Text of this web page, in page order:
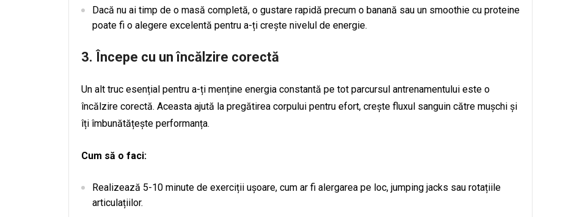
Dacă nu ai timp de o masă completă, o gustare rapidă precum o banană sau un smoothie cu proteine
poate fi o alegere excelentă pentru a-ți crește nivelul de energie.
3. Începe cu un încălzire corectă
Un alt truc esențial pentru a-ți menține energia constantă pe tot parcursul antrenamentului este o
încălzire corectă. Aceasta ajută la pregătirea corpului pentru efort, crește fluxul sanguin către mușchi și
îți îmbunătățește performanța.
Cum să o faci:
Realizează 5-10 minute de exerciții ușoare, cum ar fi alergarea pe loc, jumping jacks sau rotațiile
articulațiilor.